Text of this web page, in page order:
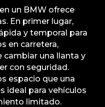
un BMW ofrece
En primer lugar,
y temporal para
en carretera,
cambiar una llanta y
con seguridad.
espacio que una
ideal para vehículos
limitado.